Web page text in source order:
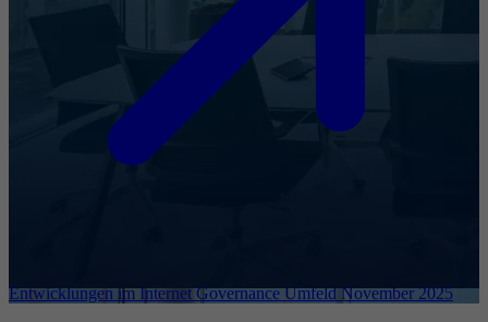
Entwicklungen im Internet Governance Umfeld November 2025